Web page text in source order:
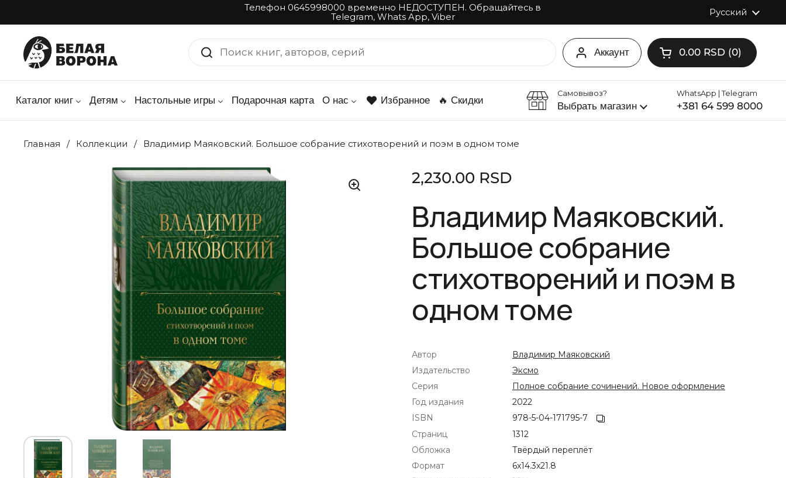
Телефон 0645998000 временно НЕДОСТУПЕН. Обращайтесь в
Telegram, Whats App, Viber
Язык
Русский
Аккаунт Открыть корзину
Корзина Итого:
0.00 RSD 0
товаров в вашей
Каталог книг Детям Настольные игры Подарочная карта О нас Избранное 🔥 Скидки
Самовывоз?
Выбрать магазин
WhatsApp | Telegram
+381 64 599 8000
Главная / Коллекции / Владимир Маяковский. Большое собрание стихотворений и поэм в одном томе
Показать слайд 1Показать слайд 2Показать слайд 3
Стандартная цена
2,230.00 RSD
Владимир Маяковский.
Большое собрание
стихотворений и поэм в
одном томе
Автор
Владимир Маяковский
Издательство
Эксмо
Серия
Полное собрание сочинений. Новое оформление
Год издания
2022
ISBN
978-5-04-171795-7
Страниц
1312
Обложка
Твёрдый переплёт
Формат
6x14.3x21.8